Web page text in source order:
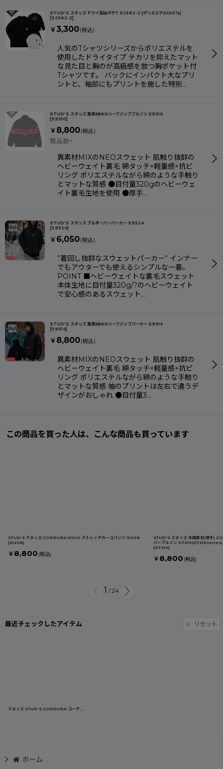
STUD'S スタッズ ドライ長袖ポケT S2562-2 (ポリエステル100%)
[S2562-2]
￥ 3,300(税込)
人気のTシャツシリーズからポリエステルを
使用したドライタイプ テカリを抑えたマット
な見た目と胸のが高級感を放つ胸ポケット付
Tシャツです。 バックにインパクト大なプリ
ントと、袖部にもプリントを施した特別…
STUD'S スタッズ 異素材MIXハーフジップブルゾン S9510
[S9510]
￥ 8,800(税込)
商品数×
異素材MIXのNEOスウェット 肌触り抜群の
ヘビーウェイト裏毛 綿タッチ×軽量感×抗ピ
リング ポリエステルながら綿のような手触り
とマットな質感 ●目付量320gのヘビーウェ
イト裏毛生地を使用 ●厚手…
STUD'S スタッズ プルオーバーパーカー S9524
[S9524]
￥ 6,050(税込)
”着回し抜群なスウェットパーカー” インナー
でもアウターでも使えるシンプルな一着。
POINT ■ヘビーウェイトな裏毛スウェット
本体生地に目付量320g/?のヘビーウェイト
で安心感のあるスウェット…
STUD'S スタッズ 異素材MIXハーフジップパーカー S9514
[S9514]
￥ 8,800(税込)
異素材MIXのNEOスウェット 肌触り抜群の
ヘビーウェイト裏毛 綿タッチ×軽量感×抗ピ
リング ポリエステルながら綿のような手触り
とマットな質感 袖のプリントは左右で違うデ
ザインがおしゃれ ●目付量3…
この商品を買った人は、こんな商品も買っています
STUD'S スタッズ CORDURA NYCO ストレッチカーゴパンツ S1208
[S1208]
￥ 8,800 (税込)
STUD'S スタッズ 年間素材(薄手)
バーブルゾン S7210(S7210series)
[S7210]
￥ 8,800 (税込)
1 / 24
最近チェックしたアイテム リセット
スタッズ STUD'S CORDURA コーデュラ トレッチジョガーパンツ S7227
ホーム